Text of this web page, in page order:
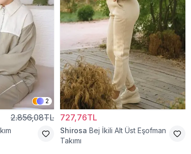
2
2.856,08TL 727,76TL
Shirosa Bej İkili Alt Üst Eşofman
Takımı